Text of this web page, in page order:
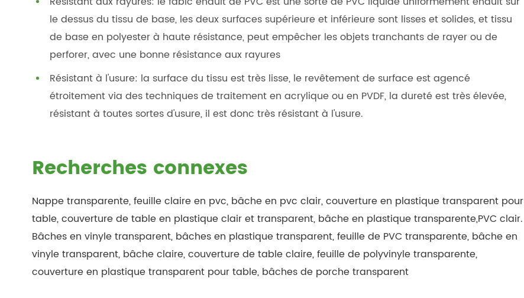
le dessus du tissu de base, les deux surfaces supérieure et inférieure sont lisses et solides, et tissu
de base en polyester à haute résistance, peut empêcher les objets tranchants de rayer ou de
perforer, avec une bonne résistance aux rayures
Résistant à l'usure: la surface du tissu est très lisse, le revêtement de surface est agencé
étroitement via des techniques de traitement en acrylique ou en PVDF, la dureté est très élevée,
résistant à toutes sortes d'usure, il est donc très résistant à l'usure.
Recherches connexes
Nappe transparente, feuille claire en pvc, bâche en pvc clair, couverture en plastique transparent pour
table, couverture de table en plastique clair et transparent, bâche en plastique transparente,PVC clair.
Bâches en vinyle transparent, bâches en plastique transparent, feuille de PVC transparente, bâche en
vinyle transparent, bâche claire, couverture de table claire, feuille de polyvinyle transparente,
couverture en plastique transparent pour table, bâches de porche transparent